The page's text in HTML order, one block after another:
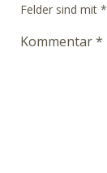
Felder sind mit *
Kommentar*